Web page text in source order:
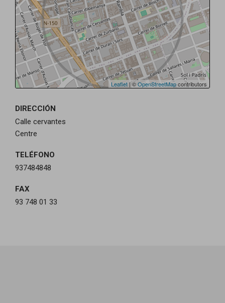
Leaflet| ©OpenStreetMapcontributors
DIRECCIÓN
Calle cervantes
Centre
TELÉFONO
937484848
FAX
93 748 01 33